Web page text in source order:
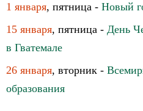
1 января, пятница - Новый
15 января, пятница - День
в Гватемале
26 января, вторник -
образования